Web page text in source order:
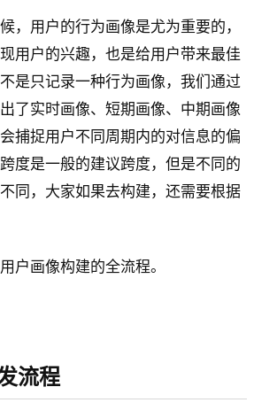
，用户的行为画像是尤为重要的，
用户的兴趣，也是给用户带来最佳
是只记录一种行为画像，我们通过
了实时画像、短期画像、中期画像
捕捉用户不同周期内的对信息的偏
度是一般的建议跨度，但是不同的
同，大家如果去构建，还需要根据
户画像构建的全流程。
流程